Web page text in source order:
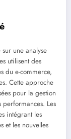
une analyse
utilisent des
du e-commerce,
Cette approche
pour la gestion
performances. Les
intégrant les
et les nouvelles